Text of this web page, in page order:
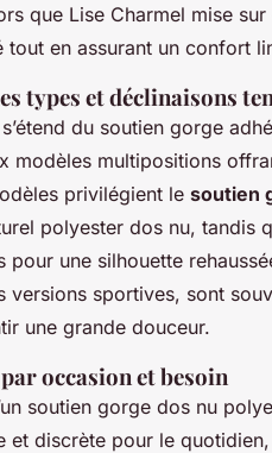
que Lise Charmel mise
tout en assurant un confort
types et déclinaisons
du soutien gorge
modèles multipositions
privilégient le soutien
polyester dos nu, tandis
pour une silhouette
versions sportives, sont
une grande douceur.
occasion et besoin
soutien gorge dos nu
et discrète pour le